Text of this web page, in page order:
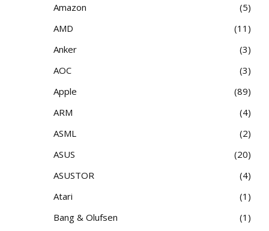
Amazon
5
AMD
11
Anker
3
AOC
3
Apple
89
ARM
4
ASML
2
ASUS
20
ASUSTOR
4
Atari
1
Bang & Olufsen
1